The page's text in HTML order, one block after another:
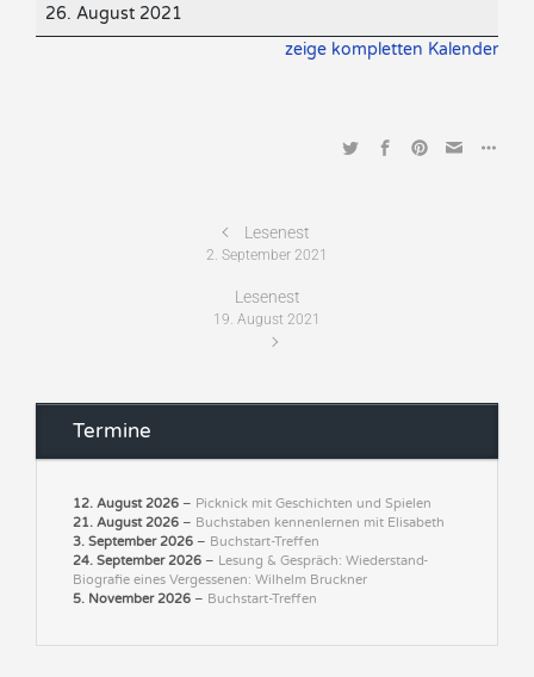
26. August 2021
zeige kompletten Kalender
Lesenest
2. September 2021
Lesenest
19. August 2021
Termine
12. August 2026 – Picknick mit Geschichten und Spielen
21. August 2026 – Buchstaben kennenlernen mit Elisabeth
3. September 2026 – Buchstart-Treffen
24. September 2026 – Lesung & Gespräch: Wiederstand-
Biografie eines Vergessenen: Wilhelm Bruckner
5. November 2026 – Buchstart-Treffen